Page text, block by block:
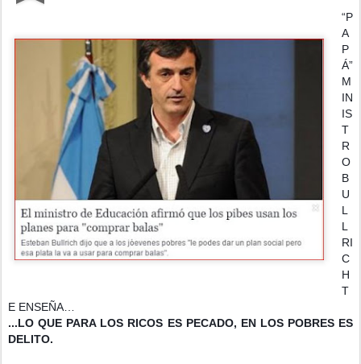
“P
A
P
Á”
M
IN
IS
T
R
O
B
U
L
L
RI
C
H
T
E ENSEÑA…
...LO QUE PARA LOS RICOS ES PECADO, EN LOS POBRES ES
DELITO.